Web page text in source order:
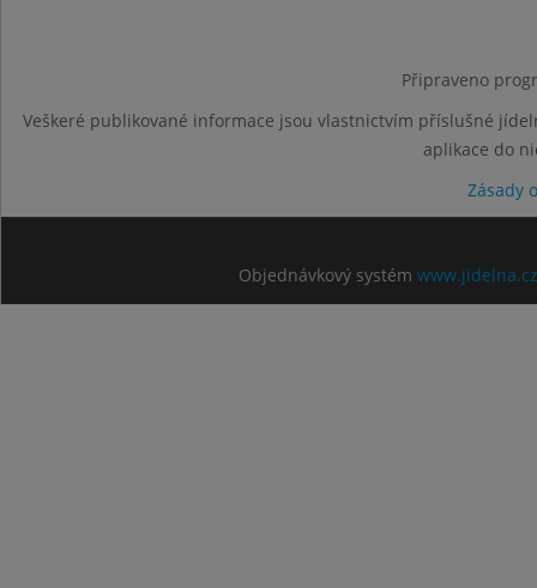
Připraveno
Veškeré publikované informace jsou vlastnictvím příslušné
aplikace do
Zásady
Objednávkový systém www.jidelna.cz